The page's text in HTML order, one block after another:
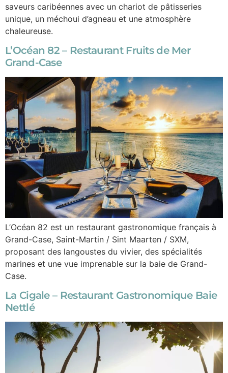
saveurs caribéennes avec un chariot de pâtisseries
unique, un méchoui d’agneau et une atmosphère
chaleureuse.
L’Océan 82 – Restaurant Fruits de Mer
Grand-Case
L’Océan 82 est un restaurant gastronomique français à
Grand-Case, Saint-Martin / Sint Maarten / SXM,
proposant des langoustes du vivier, des spécialités
marines et une vue imprenable sur la baie de Grand-
Case.
La Cigale – Restaurant Gastronomique Baie
Nettlé